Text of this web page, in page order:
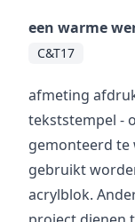
een warme
C&T17
afmeting
tekststempel -
gemonteerd te
gebruikt
acrylblok.